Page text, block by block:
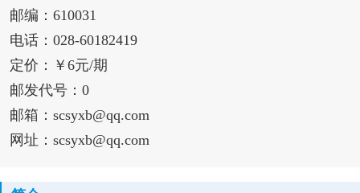
邮编：610031
电话：028-60182419
定价：￥6元/期
邮发代号：0
邮箱：scsyxb@qq.com
网址：scsyxb@qq.com